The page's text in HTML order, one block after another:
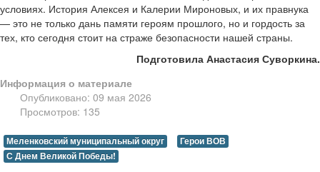
условиях. История Алексея и Калерии Мироновых, и их правнука
— это не только дань памяти героям прошлого, но и гордость за
тех, кто сегодня стоит на страже безопасности нашей страны.
Подготовила Анастасия Суворкина.
Информация о материале
Опубликовано: 09 мая 2026
Просмотров: 135
Меленковский муниципальный округ
Герои ВОВ
С Днем Великой Победы!